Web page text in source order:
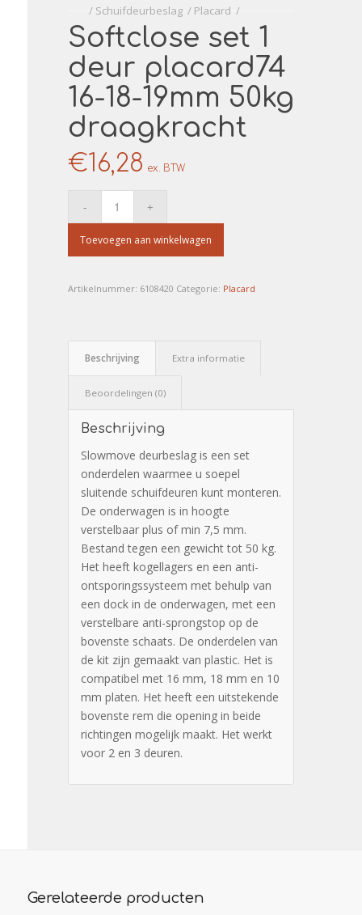
bevindt
zich
hier:
/ Schuifdeurbeslag / Placard /
Softclose set 1
deur placard74
16-18-19mm 50kg
draagkracht
€16,28 ex. BTW
Toevoegen aan winkelwagen
Artikelnummer: 6108420 Categorie: Placard
Beschrijving Extra informatie
Beoordelingen (0)
Beschrijving
Slowmove deurbeslag is een set
onderdelen waarmee u soepel
sluitende schuifdeuren kunt monteren.
De onderwagen is in hoogte
verstelbaar plus of min 7,5 mm.
Bestand tegen een gewicht tot 50 kg.
Het heeft kogellagers en een anti-
ontsporingssysteem met behulp van
een dock in de onderwagen, met een
verstelbare anti-sprongstop op de
bovenste schaats. De onderdelen van
de kit zijn gemaakt van plastic. Het is
compatibel met 16 mm, 18 mm en 10
mm platen. Het heeft een uitstekende
bovenste rem die opening in beide
richtingen mogelijk maakt. Het werkt
voor 2 en 3 deuren.
Gerelateerde producten